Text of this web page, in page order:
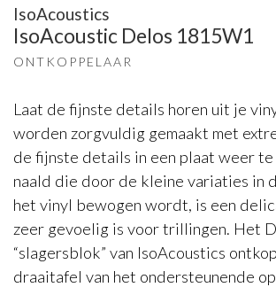
IsoAcoustics
IsoAcoustic Delos 1815W1
ONTKOPPELAAR
Laat de fijnste details horen uit je
worden zorgvuldig gemaakt met
de fijnste details in een plaat weer te
naald die door de kleine variaties in
het vinyl bewogen wordt, is een
zeer gevoelig is voor trillingen. Het
“slagersblok” van IsoAcoustics
draaitafel van het ondersteunende